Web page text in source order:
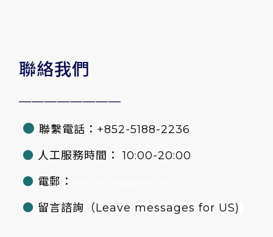
聯絡我們
————————
● 聯繫電話：+852-5188-2236
● 人工服務時間： 10:00-20:00
● 電郵：
● 留言諮詢 （Leave messages for US)